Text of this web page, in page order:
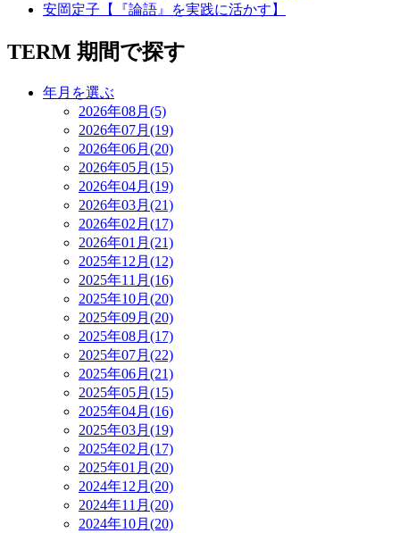
安岡定子【『論語』を実践に活かす】
TERM 期間で探す
年月を選ぶ
2026年08月(5)
2026年07月(19)
2026年06月(20)
2026年05月(15)
2026年04月(19)
2026年03月(21)
2026年02月(17)
2026年01月(21)
2025年12月(12)
2025年11月(16)
2025年10月(20)
2025年09月(20)
2025年08月(17)
2025年07月(22)
2025年06月(21)
2025年05月(15)
2025年04月(16)
2025年03月(19)
2025年02月(17)
2025年01月(20)
2024年12月(20)
2024年11月(20)
2024年10月(20)